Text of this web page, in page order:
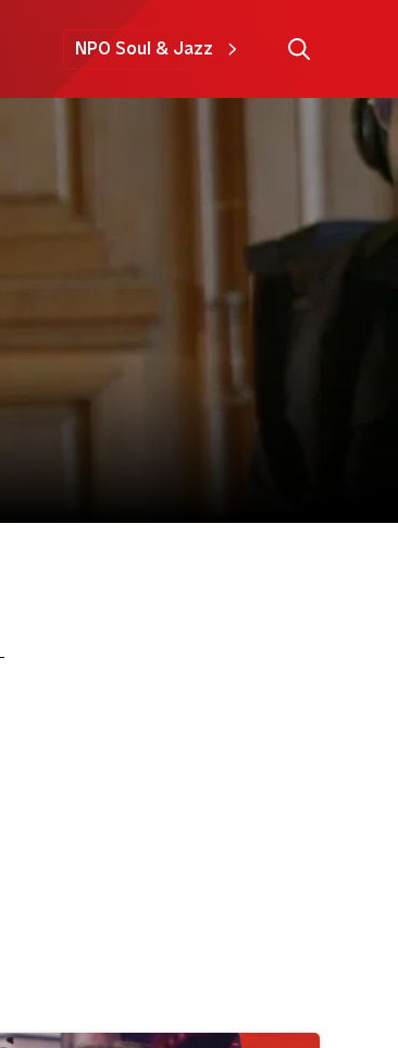
NPO Soul & Jazz